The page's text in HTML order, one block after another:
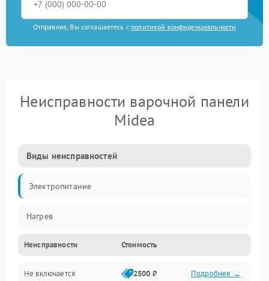
Отправляя, Вы соглашаетесь с политикой конфиденциальности
Неисправности варочной панели
Midea
Виды неисправностей
Электропитание
Нагрев
Неисправности Стоимость
Не включается 2500 ₽ Подробнее →